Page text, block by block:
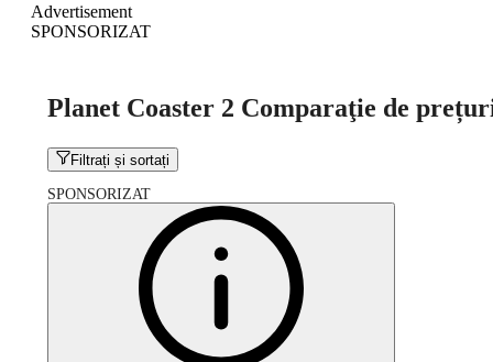
Advertisement
SPONSORIZAT
Planet Coaster 2 Comparaţie de
Filtrați și sortați
SPONSORIZAT